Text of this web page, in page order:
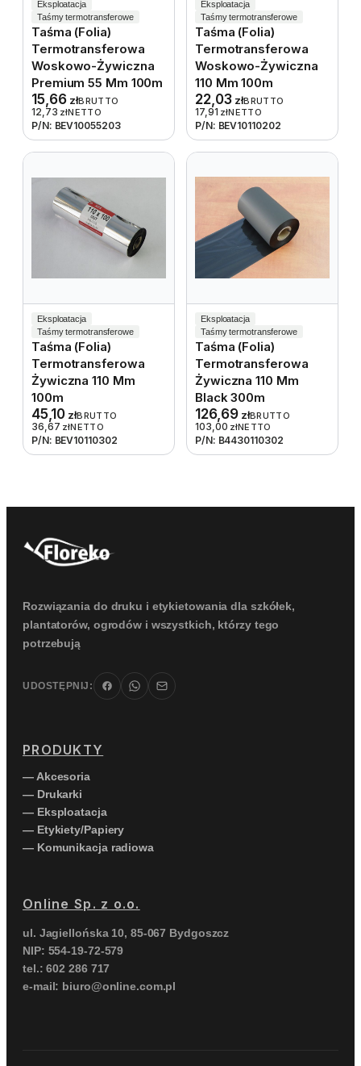
Eksploatacja
Taśmy termotransferowe
Taśma (folia)
Termotransferowa
Woskowo-Żywiczna
Premium 55 Mm 100m
15,66 złBRUTTO
12,73 złNETTO
P/N: BEV10055203
Eksploatacja
Taśmy termotransferowe
Taśma (folia)
Termotransferowa
Woskowo-Żywiczna
110 Mm 100m
22,03 złBRUTTO
17,91 złNETTO
P/N: BEV10110202
Eksploatacja
Taśmy termotransferowe
Taśma (folia)
Termotransferowa
Żywiczna 110 Mm
100m
45,10 złBRUTTO
36,67 złNETTO
P/N: BEV10110302
Eksploatacja
Taśmy termotransferowe
Taśma (folia)
Termotransferowa
Żywiczna 110 Mm
Black 300m
126,69 złBRUTTO
103,00 złNETTO
P/N: B4430110302
Rozwiązania do druku i etykietowania dla szkółek,
plantatorów, ogrodów i wszystkich, którzy tego
potrzebują
UDOSTĘPNIJ:
PRODUKTY
— Akcesoria
— Drukarki
— Eksploatacja
— Etykiety/Papiery
— Komunikacja radiowa
Online Sp. z o.o.
ul. Jagiellońska 10, 85-067 Bydgoszcz
NIP: 554-19-72-579
tel.: 602 286 717
e-mail: biuro@online.com.pl